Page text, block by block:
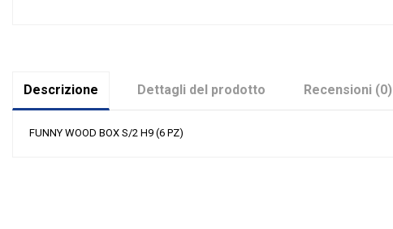
Descrizione Dettagli del prodotto Recensioni (0)
FUNNY WOOD BOX S/2 H9 (6 PZ)